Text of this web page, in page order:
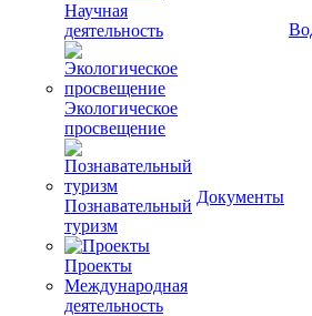
Научная
деятельность
Экологическое
просвещение
Познавательный
туризм
Проекты
Международная
деятельность
Документы